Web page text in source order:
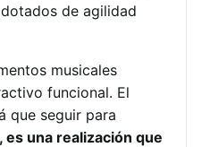
de agilidad
musicales
funcional. El
que seguir para
una realización que